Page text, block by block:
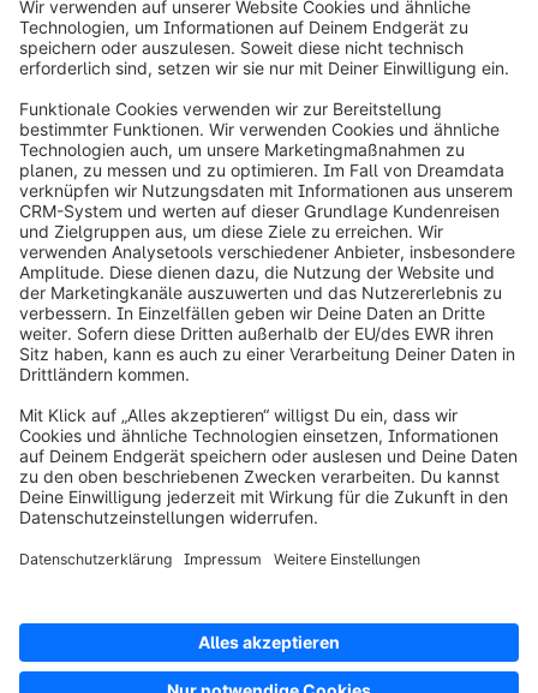
info@shopware.com
Über Shopware
Produkt
Lösungen
Partner
Entwickler
Ressourcen
DatenschutzImpressumDigital Services Act (DSA)